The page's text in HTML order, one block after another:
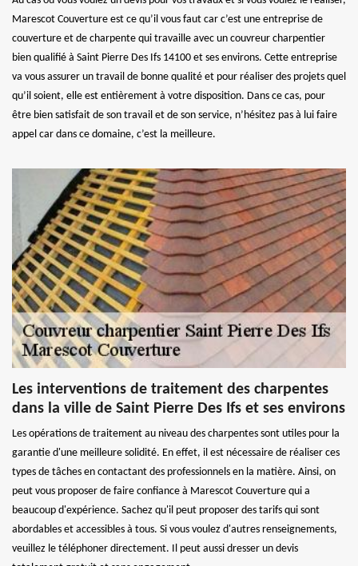
Marescot Couverture est ce qu’il vous faut car c’est une entreprise de
couverture et de charpente qui travaille avec un couvreur charpentier
bien qualifié à Saint Pierre Des Ifs 14100 et ses environs. Cette entreprise
va vous assurer un travail de bonne qualité et pour réaliser des projets quel
qu’il soient, elle est entièrement à votre disposition. Dans ce cas, pour
être bien satisfait de son travail et de son service, n’hésitez pas à lui faire
appel car dans ce domaine, c’est la meilleure.
Les interventions de traitement des charpentes
dans la ville de Saint Pierre Des Ifs et ses environs
Les opérations de traitement au niveau des charpentes sont utiles pour la
garantie d'une meilleure solidité. En effet, il est nécessaire de réaliser ces
types de tâches en contactant des professionnels en la matière. Ainsi, on
peut vous proposer de faire confiance à Marescot Couverture qui a
beaucoup d'expérience. Sachez qu'il peut proposer des tarifs qui sont
abordables et accessibles à tous. Si vous voulez d'autres renseignements,
veuillez le téléphoner directement. Il peut aussi dresser un devis